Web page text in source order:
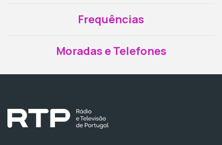
Frequências
Moradas e Telefones